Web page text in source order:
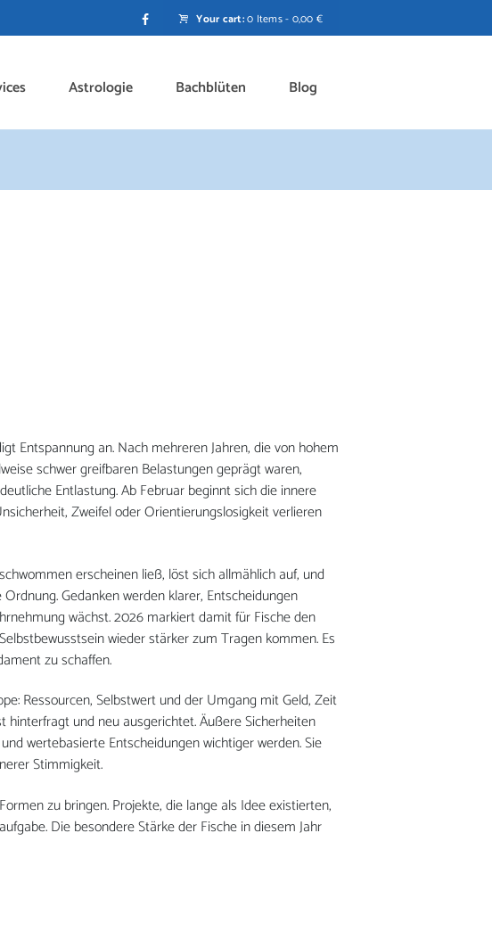
Your cart:0 Items- 0,00 €
Astrologie Bachblüten Blog
Entspannung an. Nach mehreren Jahren, die von hohem
schwer greifbaren Belastungen geprägt waren,
Entlastung. Ab Februar beginnt sich die innere
Zweifel oder Orientierungslosigkeit verlieren
erscheinen ließ, löst sich allmählich auf, und
Gedanken werden klarer, Entscheidungen
wächst. 2026 markiert damit für Fische den
wieder stärker zum Tragen kommen. Es
zu schaffen.
Ressourcen, Selbstwert und der Umgang mit Geld, Zeit
hinterfragt und neu ausgerichtet. Äußere Sicherheiten
wertebasierte Entscheidungen wichtiger werden. Sie
Stimmigkeit.
zu bringen. Projekte, die lange als Idee existierten,
Die besondere Stärke der Fische in diesem Jahr